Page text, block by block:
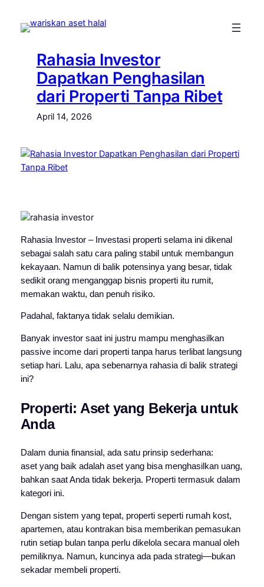
Rahasia Investor
Dapatkan Penghasilan
dari Properti Tanpa Ribet
April 14, 2026
Rahasia Investor – Investasi properti selama ini dikenal
sebagai salah satu cara paling stabil untuk membangun
kekayaan. Namun di balik potensinya yang besar, tidak
sedikit orang menganggap bisnis properti itu rumit,
memakan waktu, dan penuh risiko.
Padahal, faktanya tidak selalu demikian.
Banyak investor saat ini justru mampu menghasilkan
passive income dari properti tanpa harus terlibat langsung
setiap hari. Lalu, apa sebenarnya rahasia di balik strategi
ini?
Properti: Aset yang Bekerja untuk
Anda
Dalam dunia finansial, ada satu prinsip sederhana:
aset yang baik adalah aset yang bisa menghasilkan uang,
bahkan saat Anda tidak bekerja. Properti termasuk dalam
kategori ini.
Dengan sistem yang tepat, properti seperti rumah kost,
apartemen, atau kontrakan bisa memberikan pemasukan
rutin setiap bulan tanpa perlu dikelola secara manual oleh
pemiliknya. Namun, kuncinya ada pada strategi—bukan
sekadar membeli properti.